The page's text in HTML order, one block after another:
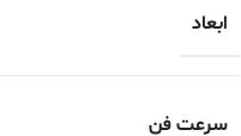
ابعاد
سرعت فن